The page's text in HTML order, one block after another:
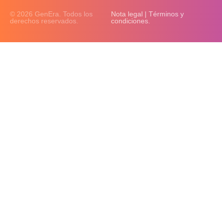
© 2026 GenEra. Todos los
derechos reservados.
Nota legal | Términos y
condiciones.